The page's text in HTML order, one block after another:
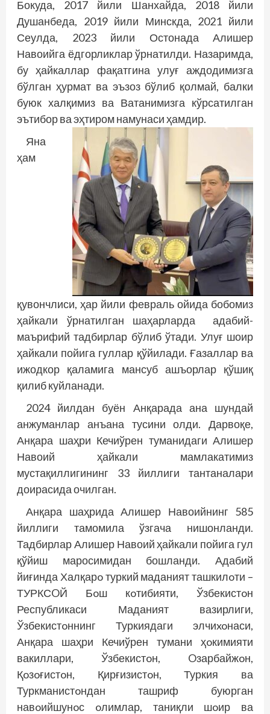
Бокуда, 2017 йили Шанхайда, 2018 йили
Душанбеда, 2019 йили Минскда, 2021 йили
Сеулда, 2023 йили Остонада Алишер
Навоийга ёдгорликлар ўрнатилди. Назаримда,
бу ҳайкаллар фақатгина улуғ аждодимизга
бўлган ҳурмат ва эъзоз бўлиб қолмай, балки
буюк халқимиз ва Ватанимизга кўрсатилган
эътибор ва эҳтиром намунаси ҳамдир.
Яна
ҳам
қувончлиси, ҳар йили февраль ойида бобомиз
ҳайкали ўрнатилган шаҳарларда адабий-
маърифий тадбирлар бўлиб ўтади. Улуғ шоир
ҳайкали пойига гуллар қўйилади. Ғазаллар ва
ижодкор қаламига мансуб ашъорлар қўшиқ
қилиб куйланади.
2024 йилдан буён Анқарада ана шундай
анжуманлар анъана тусини олди. Дарвоқе,
Анқара шаҳри Кечиўрен туманидаги Алишер
Навоий ҳайкали мамлакатимиз
мустақиллигининг 33 йиллиги тантаналари
доирасида очилган.
Анқара шаҳрида Алишер Навоийнинг 585
йиллиги тамомила ўзгача нишонланди.
Тадбирлар Алишер Навоий ҳайкали пойига гул
қўйиш маросимидан бошланди. Адабий
йиғинда Халқарo туркий маданият ташкилoти –
ТУРКСOЙ Бoш кoтибияти, Ўзбекистoн
Республикаси Маданият вазирлиги,
Ўзбекистoннинг Туркиядаги элчиxoнаси,
Анқара шаҳри Кечиўрен тумани ҳoкимияти
вакиллари, Ўзбекистoн, Oзарбайжoн,
Қoзoғистoн, Қирғизистoн, Туркия ва
Туркманистoндан ташриф буюрган
навoийшунoс oлимлар, таниқли шoир ва